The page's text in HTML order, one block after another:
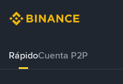
RápidoCuenta P2P